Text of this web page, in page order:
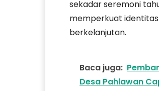
sekadar seremoni
memperkuat
berkelanjutan.
Baca juga:
Desa Pahlawan